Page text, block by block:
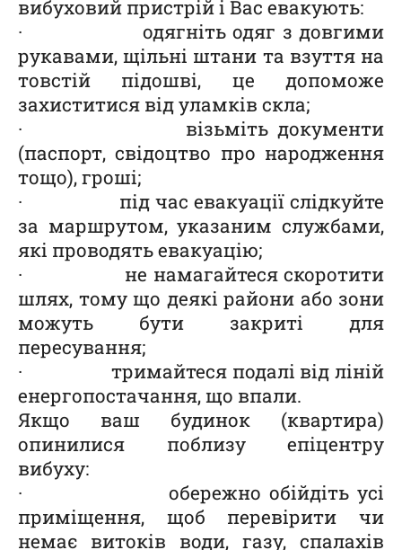
вибуховий пристрій і Вас евакують:
· одягніть одяг з довгими
рукавами, щільні штани та взуття на
товстій підошві, це допоможе
захиститися від уламків скла;
· візьміть документи
(паспорт, свідоцтво про народження
тощо), гроші;
· під час евакуації слідкуйте
за маршрутом, указаним службами,
які проводять евакуацію;
· не намагайтеся скоротити
шлях, тому що деякі райони або зони
можуть бути закриті для
пересування;
· тримайтеся подалі від ліній
енергопостачання, що впали.
Якщо ваш будинок (квартира)
опинилися поблизу епіцентру
вибуху:
· обережно обійдіть усі
приміщення, щоб перевірити чи
немає витоків води, газу, спалахів